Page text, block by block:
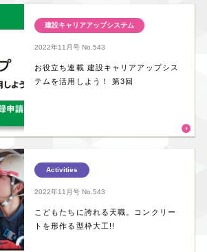
建設キャリアアップシステム
2022年11月号No.543
お役立ち連載 建設キャリアアップシス
テムを活用しよう！ 第3回
Activities
2022年11月号No.543
こどもたちに誇れる天職。コンクリー
トを形作る型枠大工!!